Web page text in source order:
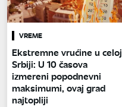
VREME
Ekstremne vrućine u celoj
Srbiji: U 10 časova
izmereni popodnevni
maksimumi, ovaj grad
najtopliji